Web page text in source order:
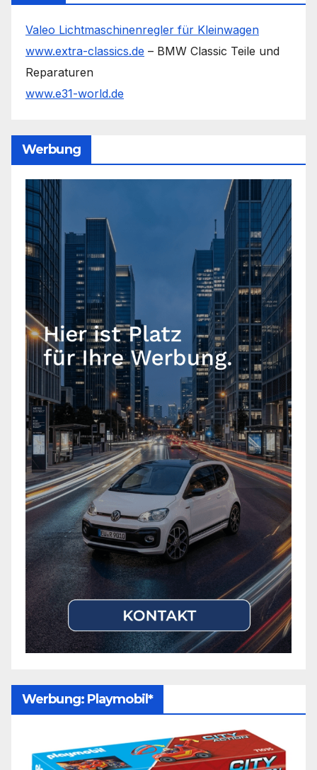
Valeo Lichtmaschinenregler für Kleinwagen
www.extra-classics.de – BMW Classic Teile und
Reparaturen
www.e31-world.de
Werbung
Werbung: Playmobil*